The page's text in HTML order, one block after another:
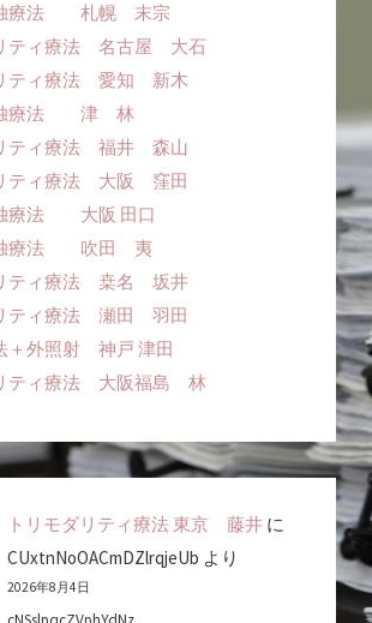
療法 札幌 末宗
ティ療法 名古屋 大石
ティ療法 愛知 新木
独療法 津 林
ティ療法 福井 森山
ティ療法 大阪 窪田
療法 大阪 田口
独療法 吹田 夷
ティ療法 桒名 坂井
ティ療法 瀬田 羽田
＋外照射 神戸 津田
ティ療法 大阪福島 林
トリモダリティ療法 東京 藤井に
CUxtnNoOACmDZlrqjeUb より
2026年8月4日